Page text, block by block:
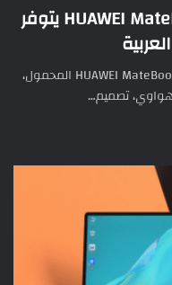
هواوي ميت بوك 14 HUAWEI MateBook 14 يتوفر
يجلب حاسوب هواوي ميت بوك 14 – HUAWEI MateBook 14 المحمول،